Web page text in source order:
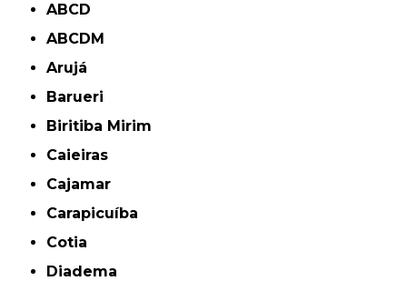
ABCD
ABCDM
Arujá
Barueri
Biritiba Mirim
Caieiras
Cajamar
Carapicuíba
Cotia
Diadema